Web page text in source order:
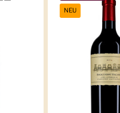
NEU